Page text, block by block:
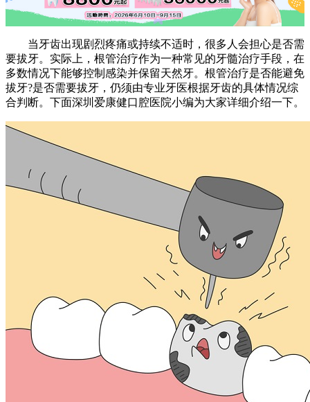
当牙齿出现剧烈疼痛或持续不适时，很多人会担心是否需
要拔牙。实际上，根管治疗作为一种常见的牙髓治疗手段，在
多数情况下能够控制感染并保留天然牙。根管治疗是否能避免
拔牙?是否需要拔牙，仍须由专业牙医根据牙齿的具体情况综
合判断。下面深圳爱康健口腔医院小编为大家详细介绍一下。